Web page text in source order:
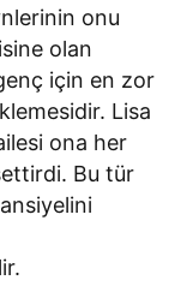
onu
olan
için en zor
Lisa
ona her
Bu tür